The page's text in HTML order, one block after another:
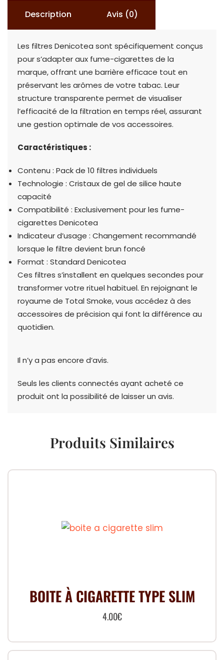
Description Avis (0)
Les filtres Denicotea sont spécifiquement conçus
pour s’adapter aux fume-cigarettes de la
marque, offrant une barrière efficace tout en
préservant les arômes de votre tabac. Leur
structure transparente permet de visualiser
l’efficacité de la filtration en temps réel, assurant
une gestion optimale de vos accessoires.
Caractéristiques :
Contenu : Pack de 10 filtres individuels
Technologie : Cristaux de gel de silice haute
capacité
Compatibilité : Exclusivement pour les fume-
cigarettes Denicotea
Indicateur d’usage : Changement recommandé
lorsque le filtre devient brun foncé
Format : Standard Denicotea
Ces filtres s’installent en quelques secondes pour
transformer votre rituel habituel. En rejoignant le
royaume de Total Smoke, vous accédez à des
accessoires de précision qui font la différence au
quotidien.
Il n’y a pas encore d’avis.
Seuls les clients connectés ayant acheté ce
produit ont la possibilité de laisser un avis.
Produits Similaires
BOITE À CIGARETTE TYPE SLIM
4.00€
produit